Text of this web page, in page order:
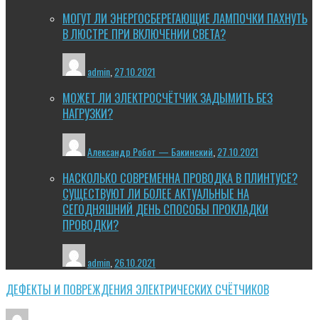
МОГУТ ЛИ ЭНЕРГОСБЕРЕГАЮЩИЕ ЛАМПОЧКИ ПАХНУТЬ
В ЛЮСТРЕ ПРИ ВКЛЮЧЕНИИ СВЕТА?
admin 27.10.2021
МОЖЕТ ЛИ ЭЛЕКТРОСЧЁТЧИК ЗАДЫМИТЬ БЕЗ
НАГРУЗКИ?
Александр Робот — Бакинский 27.10.2021
НАСКОЛЬКО СОВРЕМЕННА ПРОВОДКА В ПЛИНТУСЕ?
СУЩЕСТВУЮТ ЛИ БОЛЕЕ АКТУАЛЬНЫЕ НА
СЕГОДНЯШНИЙ ДЕНЬ СПОСОБЫ ПРОКЛАДКИ
ПРОВОДКИ?
admin,26.10.2021
ДЕФЕКТЫ И ПОВРЕЖДЕНИЯ ЭЛЕКТРИЧЕСКИХ СЧЁТЧИКОВ